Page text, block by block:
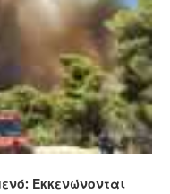
Εκκενώνονται